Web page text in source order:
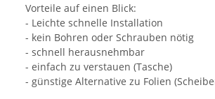
Vorteile auf einen Blick:
- Leichte schnelle Installation
- kein Bohren oder Schrauben nötig
- schnell herausnehmbar
- einfach zu verstauen (Tasche)
- günstige Alternative zu Folien